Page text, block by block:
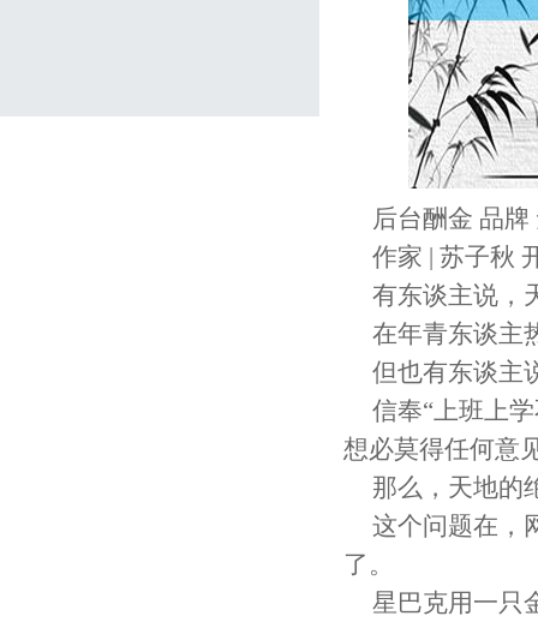
后台酬金 品
作家 | 苏子秋
有东谈主说，
在年青东谈主
但也有东谈主
信奉“上班上
想必莫得任何意
那么，天地的
这个问题在，
了。
星巴克用一只